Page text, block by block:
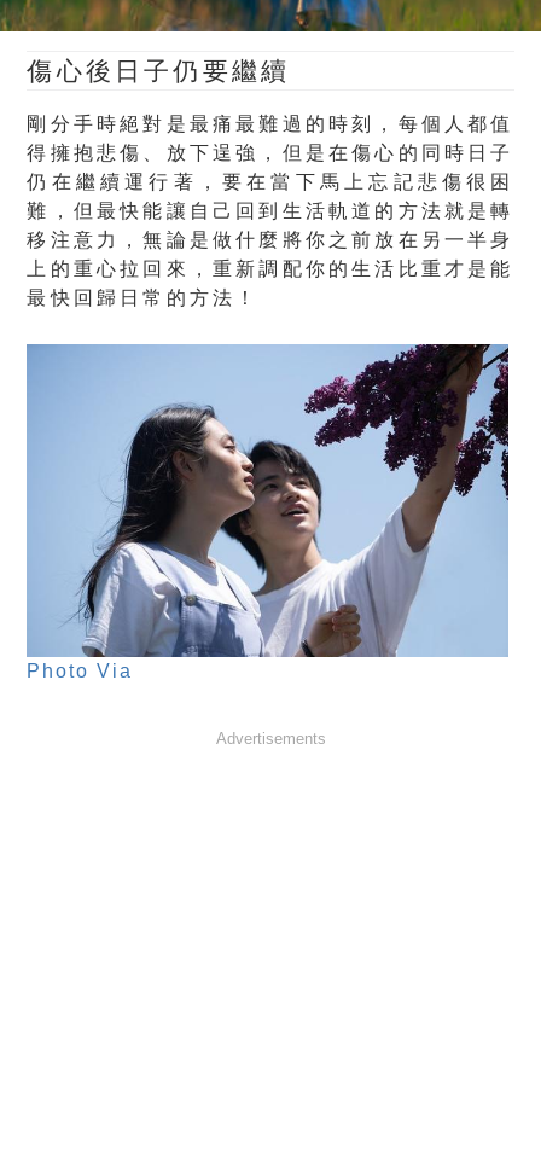
傷心後日子仍要繼續
剛分手時絕對是最痛最難過的時刻，每個人都值
得擁抱悲傷、放下逞強，但是在傷心的同時日子
仍在繼續運行著，要在當下馬上忘記悲傷很困
難，但最快能讓自己回到生活軌道的方法就是轉
移注意力，無論是做什麼將你之前放在另一半身
上的重心拉回來，重新調配你的生活比重才是能
最快回歸日常的方法！
Photo Via
Advertisements